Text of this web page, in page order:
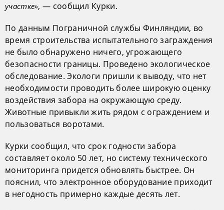
участке», — сообщил Курки.
По данным Пограничной службы Финляндии, во
время строительства испытательного заграждения
не было обнаружено ничего, угрожающего
безопасности границы. Проведено экологическое
обследование. Экологи пришли к выводу, что нет
необходимости проводить более широкую оценку
воздействия забора на окружающую среду.
Животные привыкли жить рядом с ограждением и
пользоваться воротами.
Курки сообщил, что срок годности забора
составляет около 50 лет, но систему технического
мониторинга придется обновлять быстрее. Он
пояснил, что электронное оборудование приходит
в негодность примерно каждые десять лет.